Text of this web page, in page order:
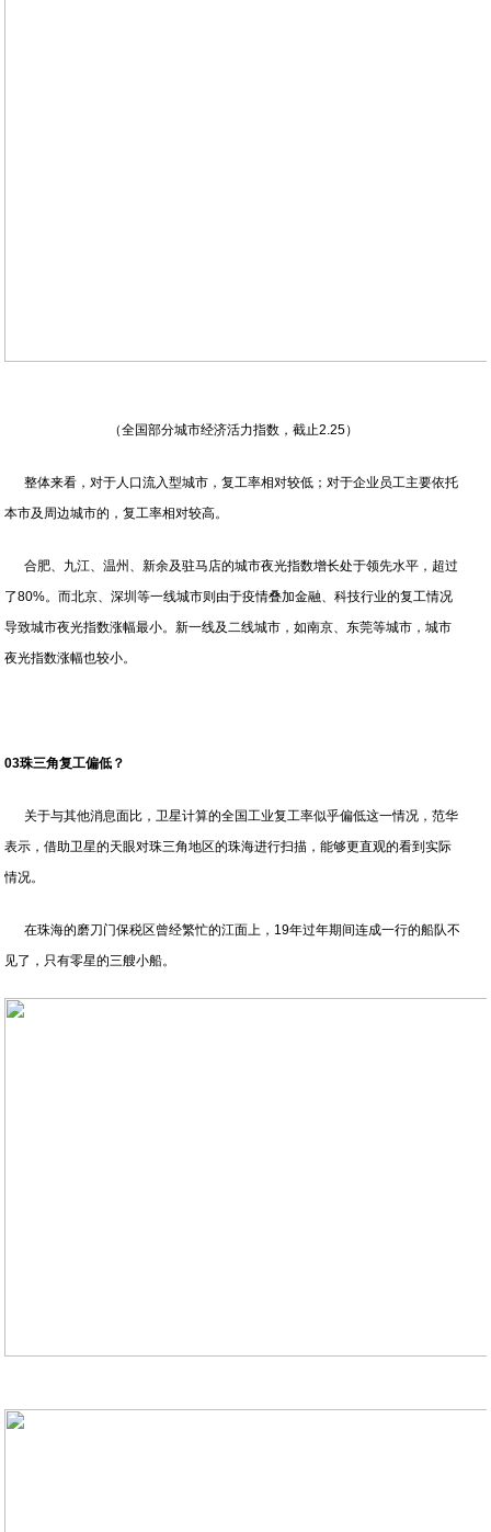
（全国部分城市经济活力指数，截止2.25）
整体来看，对于人口流入型城市，复工率相对较低；对于企业员工主要依托
本市及周边城市的，复工率相对较高。
合肥、九江、温州、新余及驻马店的城市夜光指数增长处于领先水平，超过
了80%。而北京、深圳等一线城市则由于疫情叠加金融、科技行业的复工情况
导致城市夜光指数涨幅最小。新一线及二线城市，如南京、东莞等城市，城市
夜光指数涨幅也较小。
03珠三角复工偏低？
关于与其他消息面比，卫星计算的全国工业复工率似乎偏低这一情况，范华
表示，借助卫星的天眼对珠三角地区的珠海进行扫描，能够更直观的看到实际
情况。
在珠海的磨刀门保税区曾经繁忙的江面上，19年过年期间连成一行的船队不
见了，只有零星的三艘小船。